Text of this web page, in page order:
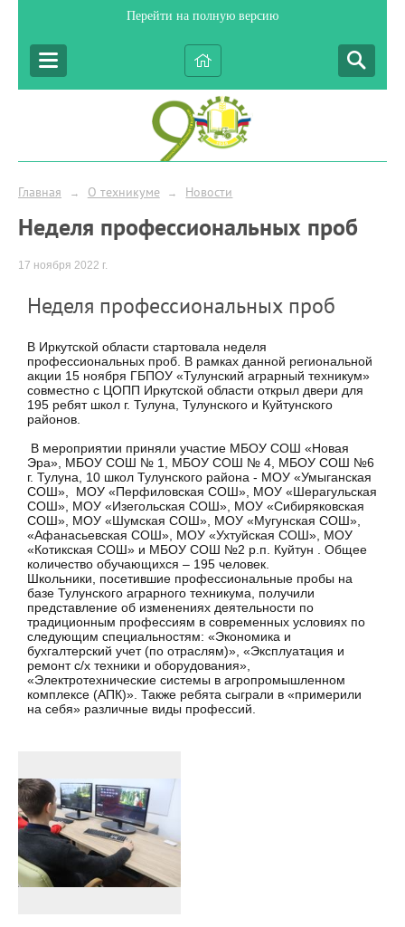
Перейти на полную версию
Главная → О техникуме → Новости
Неделя профессиональных проб
17 ноября 2022 г.
Неделя профессиональных проб
В Иркутской области стартовала неделя
профессиональных проб. В рамках данной региональной
акции 15 ноября ГБПОУ «Тулунский аграрный техникум»
совместно с ЦОПП Иркутской области открыл двери для
195 ребят школ г. Тулуна, Тулунского и Куйтунского
районов.
В мероприятии приняли участие МБОУ СОШ «Новая
Эра», МБОУ СОШ № 1, МБОУ СОШ № 4, МБОУ СОШ №6
г. Тулуна, 10 школ Тулунского района - МОУ «Умыганская
СОШ», МОУ «Перфиловская СОШ», МОУ «Шерагульская
СОШ», МОУ «Изегольская СОШ», МОУ «Сибиряковская
СОШ», МОУ «Шумская СОШ», МОУ «Мугунская СОШ»,
«Афанасьевская СОШ», МОУ «Ухтуйская СОШ», МОУ
«Котикская СОШ» и МБОУ СОШ №2 р.п. Куйтун . Общее
количество обучающихся – 195 человек.
Школьники, посетившие профессиональные пробы на
базе Тулунского аграрного техникума, получили
представление об изменениях деятельности по
традиционным профессиям в современных условиях по
следующим специальностям: «Экономика и
бухгалтерский учет (по отраслям)», «Эксплуатация и
ремонт с/х техники и оборудования»,
«Электротехнические системы в агропромышленном
комплексе (АПК)». Также ребята сыграли в «примерили
на себя» различные виды профессий.